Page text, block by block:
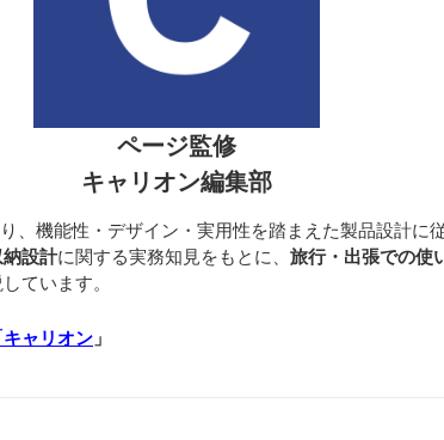
ページ監修
キャリオン編集部
、機能性・デザイン・実用性を踏まえた製品設計に
納設計に関する実務知見をもとに、 旅行・出張での使
ています。
ャリオン 」